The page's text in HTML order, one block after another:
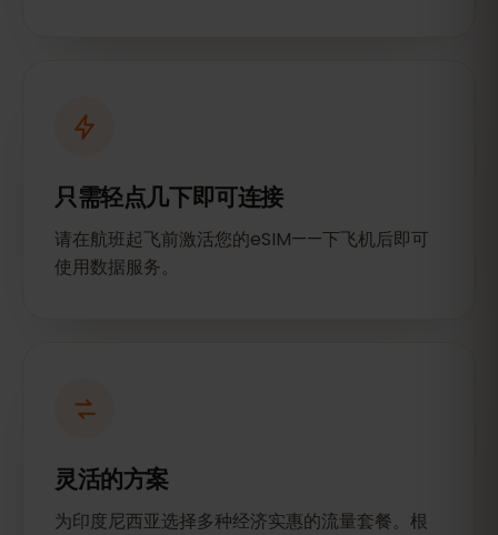
只需轻点几下即可连接
请在航班起飞前激活您的eSIM——下飞机后即可
使用数据服务。
灵活的方案
为印度尼西亚选择多种经济实惠的流量套餐。根